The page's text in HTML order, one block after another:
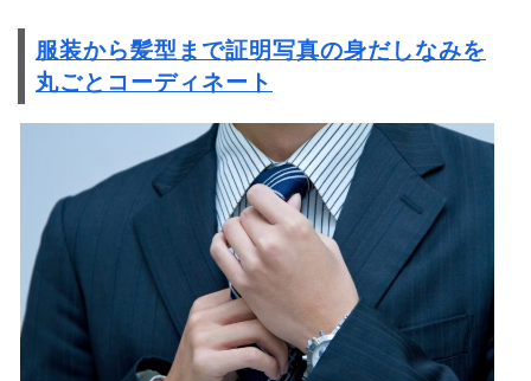
服装から髪型まで証明写真の身だしなみを
丸ごとコーディネート